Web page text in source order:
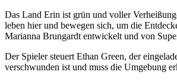
Das Land Erin ist grün und voller
leben hier und bewegen sich, um die
Marianna Brungardt entwickelt und von
Der Spieler steuert Ethan Green, der
verschwunden ist und muss die Umgebung